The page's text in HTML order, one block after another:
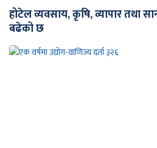
होटेल व्यवसाय, कृषि, व्यापार तथा
बढेको छ